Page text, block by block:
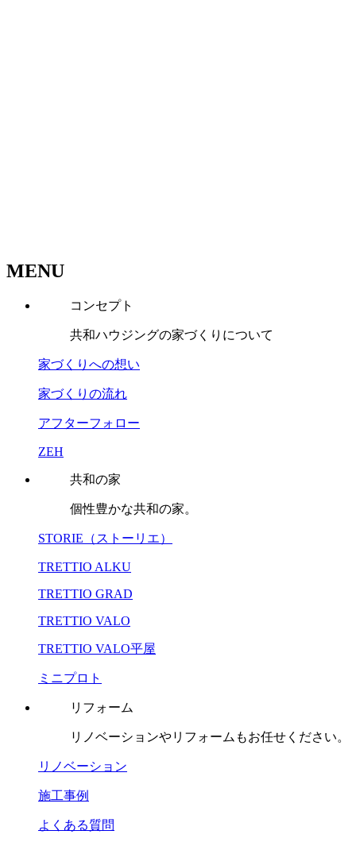
MENU
コンセプト
共和ハウジングの家づくりについて
家づくりへの想い
家づくりの流れ
アフターフォロー
ZEH
共和の家
個性豊かな共和の家。
STORIE（ストーリエ）
TRETTIO ALKU
TRETTIO GRAD
TRETTIO VALO
TRETTIO VALO平屋
ミニプロト
リフォーム
リノベーションやリフォームもお任せください。
リノベーション
施工事例
よくある質問